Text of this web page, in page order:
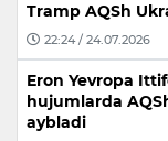
Tramp AQSh
22:24 / 24.07.2026
Eron Yevropa
hujumlarda
aybladi